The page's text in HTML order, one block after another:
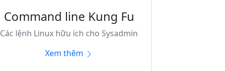
Command line Kung Fu
Các lệnh Linux hữu ích cho Sysadmin
Xem thêm